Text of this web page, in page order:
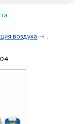
воздуха ,